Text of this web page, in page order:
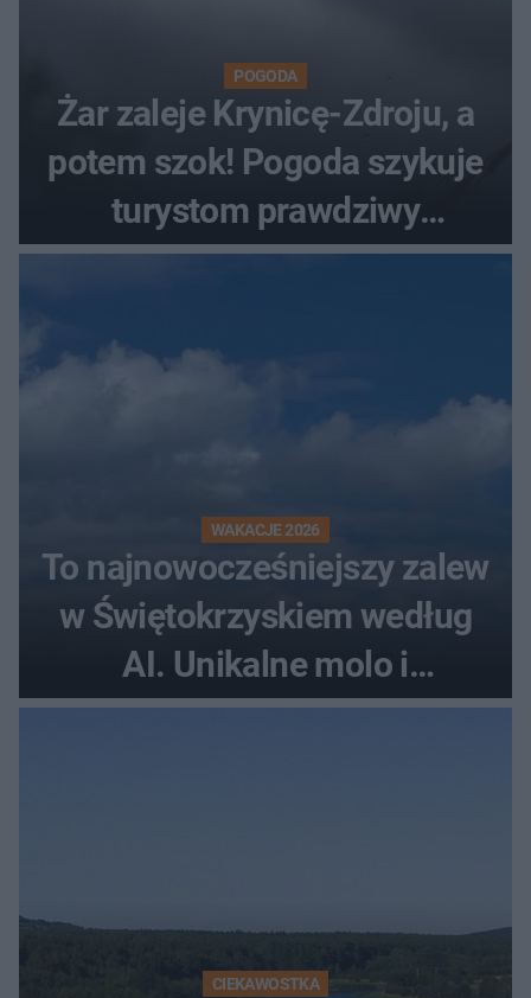
POGODA
Żar zaleje Krynicę-Zdroju, a
potem szok! Pogoda szykuje
turystom prawdziwy
rollercoaster
WAKACJE 2026
To najnowocześniejszy zalew
w Świętokrzyskiem według
AI. Unikalne molo i
promenada
CIEKAWOSTKA